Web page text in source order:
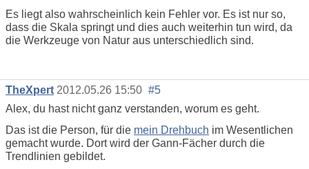
Es liegt also wahrscheinlich kein Fehler vor. Es ist nur so,
dass die Skala springt und dies auch weiterhin tun wird, da
die Werkzeuge von Natur aus unterschiedlich sind.
TheXpert 2012.05.26 15:50 #5
Alex, du hast nicht ganz verstanden, worum es geht.
Das ist die Person, für die mein Drehbuch im Wesentlichen
gemacht wurde. Dort wird der Gann-Fächer durch die
Trendlinien gebildet.